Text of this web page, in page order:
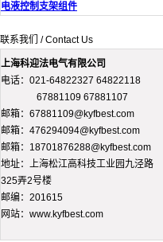
电液控制支架组件
联系我们 / Contact Us
上海科迎法电气有限公司
电话：021-64822327 64822118
67881109 67881107
邮箱：67881109@kyfbest.com
邮箱：476294094@kyfbest.com
邮箱：18701876288@kyfbest.com
地址：上海松江高科技工业园九泾路
325弄2号楼
邮编：201615
网站：www.kyfbest.com